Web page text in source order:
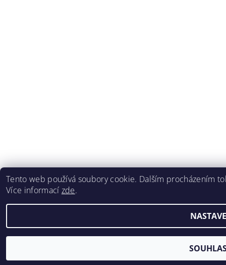
Tento web používá soubory cookie. Dalším procházením
Více informací zde.